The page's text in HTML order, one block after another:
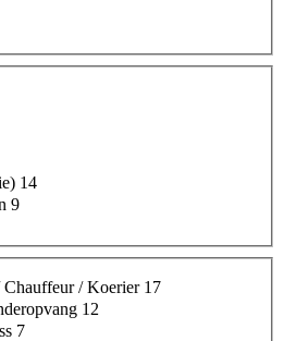
14
9
Chauffeur / Koerier 17
12
7